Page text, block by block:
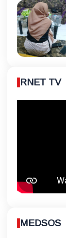
RNET TV
MEDSOS